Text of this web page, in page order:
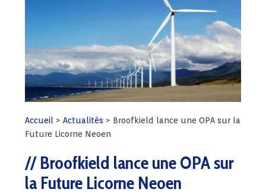
Accueil >Actualités > Broofkield lance une OPA sur la
Future Licorne Neoen
Broofkield lance une OPA sur
la Future Licorne Neoen